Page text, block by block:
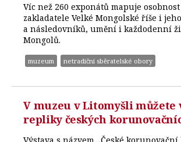
Víc než 260 exponátů mapuje
zakladatele Velké Mongolské říše i
a následovníků, umění i každodenní
Mongolů.
muzeum netradiční sběratelské obory
V muzeu v Litomyšli můžete
repliky českých